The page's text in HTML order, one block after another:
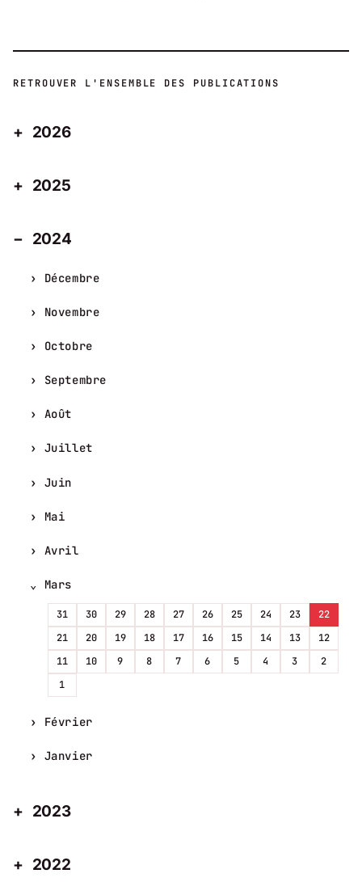
RETROUVER L'ENSEMBLE DES PUBLICATIONS
2026
2025
2024
Décembre
Novembre
Octobre
Septembre
Août
Juillet
Juin
Mai
Avril
Mars
31 30 29 28 27 26 25 24 23
22
21
20 19 18 17 16 15 14 13
12
11
10 9 8 7 6 5 4 3
2
1
Février
Janvier
2023
2022